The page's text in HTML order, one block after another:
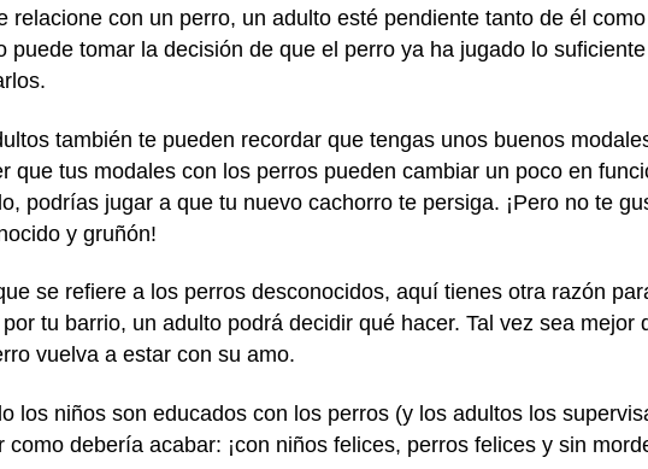
relacione con un perro, un adulto esté pendiente tanto de él
puede tomar la decisión de que el perro ya ha jugado lo
también te pueden recordar que tengas unos buenos
que tus modales con los perros pueden cambiar un poco en
podrías jugar a que tu nuevo cachorro te persiga. ¡Pero no te
y gruñón!
se refiere a los perros desconocidos, aquí tienes otra razón
tu barrio, un adulto podrá decidir qué hacer. Tal vez sea
vuelva a estar con su amo.
los niños son educados con los perros (y los adultos los
como debería acabar: ¡con niños felices, perros felices y sin